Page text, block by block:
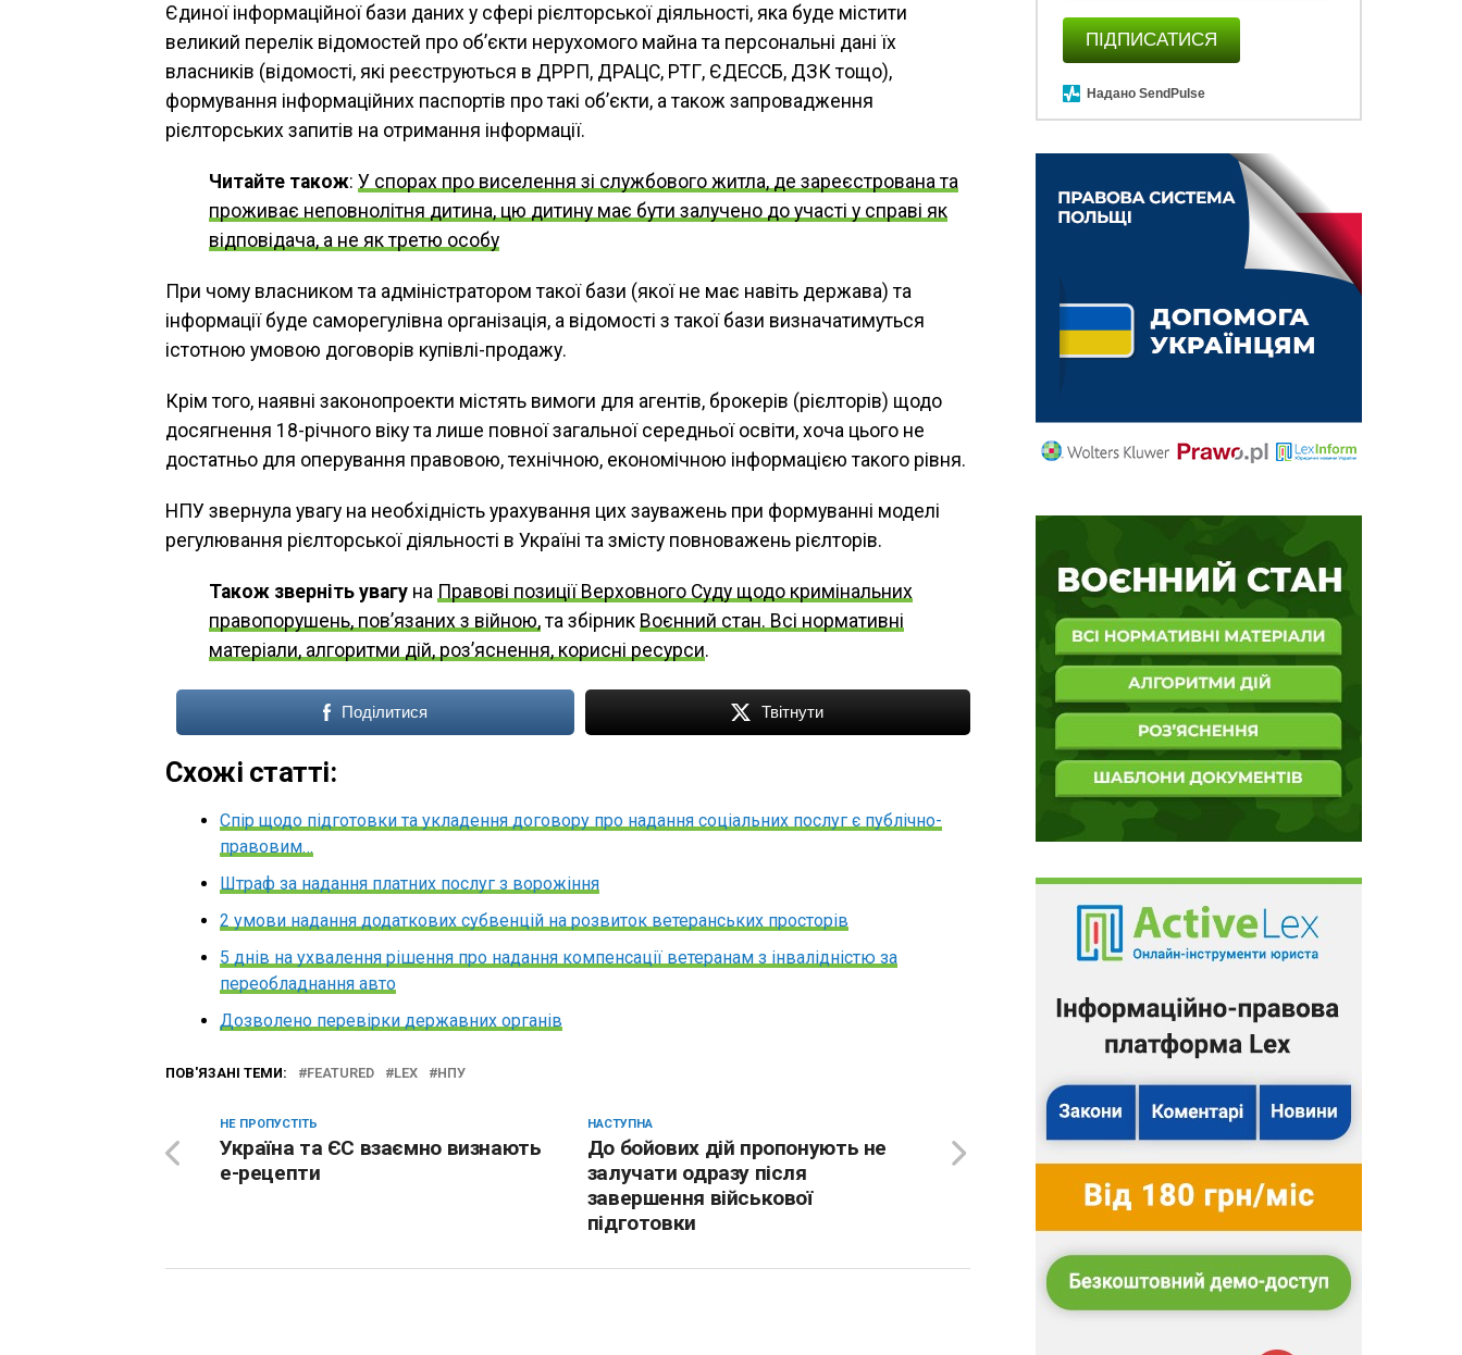
Єдиної інформаційної бази даних у сфері рієлторської діяльності, яка буде містити
великий перелік відомостей про об’єкти нерухомого майна та персональні дані їх
власників (відомості, які реєструються в ДРРП, ДРАЦС, РТГ, ЄДЕССБ, ДЗК тощо),
формування інформаційних паспортів про такі об’єкти, а також запровадження
рієлторських запитів на отримання інформації.
Читайте також: У спорах про виселення зі службового житла, де зареєстрована та
проживає неповнолітня дитина, цю дитину має бути залучено до участі у справі як
відповідача, а не як третю особу
При чому власником та адміністратором такої бази (якої не має навіть держава) та
інформації буде саморегулівна організація, а відомості з такої бази визначатимуться
істотною умовою договорів купівлі-продажу.
Крім того, наявні законопроекти містять вимоги для агентів, брокерів (рієлторів) щодо
досягнення 18-річного віку та лише повної загальної середньої освіти, хоча цього не
достатньо для оперування правовою, технічною, економічною інформацією такого рівня.
НПУ звернула увагу на необхідність урахування цих зауважень при формуванні моделі
регулювання рієлторської діяльності в Україні та змісту повноважень рієлторів.
Також зверніть увагу на Правові позиції Верховного Суду щодо кримінальних
правопорушень, пов’язаних з війною, та збірник Воєнний стан. Всі нормативні
матеріали, алгоритми дій, роз’яснення, корисні ресурси.
Поділитися Твітнути
Схожі статті:
Спір щодо підготовки та укладення договору про надання соціальних послуг є публічно-
правовим…
Штраф за надання платних послуг з ворожіння
2 умови надання додаткових субвенцій на розвиток ветеранських просторів
5 днів на ухвалення рішення про надання компенсації ветеранам з інвалідністю за
переобладнання авто
Дозволено перевірки державних органів
ПОВ'ЯЗАНІ ТЕМИ: FEATURED LEX НПУ
НАСТУПНА
До бойових дій пропонують не
залучати одразу після
завершення військової
підготовки
НЕ ПРОПУСТІТЬ
Україна та ЄС взаємно визнають
е-рецепти
ПІДПИСАТИСЯ
Надано SendPulse